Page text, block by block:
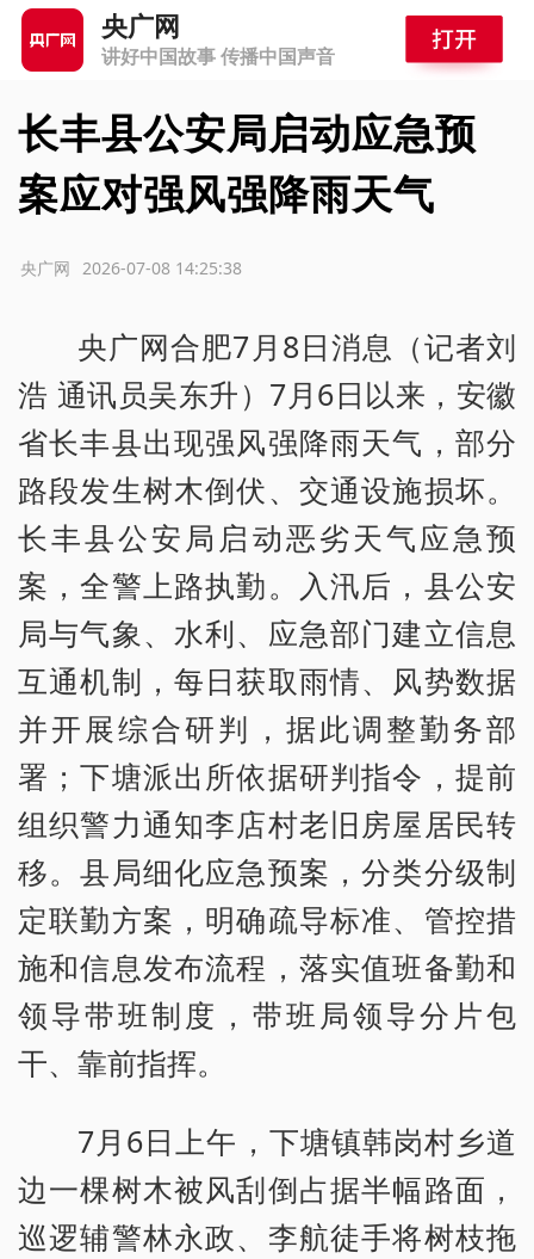
央广网
讲好中国故事 传播中国声音
长丰县公安局启动应急预
案应对强风强降雨天气
2026-07-08 14:25:38
央广网
央广网合肥7月8日消息（记者刘
浩 通讯员吴东升）7月6日以来，安徽
省长丰县出现强风强降雨天气，部分
路段发生树木倒伏、交通设施损坏。
长丰县公安局启动恶劣天气应急预
案，全警上路执勤。入汛后，县公安
局与气象、水利、应急部门建立信息
互通机制，每日获取雨情、风势数据
并开展综合研判，据此调整勤务部
署；下塘派出所依据研判指令，提前
组织警力通知李店村老旧房屋居民转
移。县局细化应急预案，分类分级制
定联勤方案，明确疏导标准、管控措
施和信息发布流程，落实值班备勤和
领导带班制度，带班局领导分片包
干、靠前指挥。
7月6日上午，下塘镇韩岗村乡道
边一棵树木被风刮倒占据半幅路面，
巡逻辅警林永政、李航徒手将树枝拖